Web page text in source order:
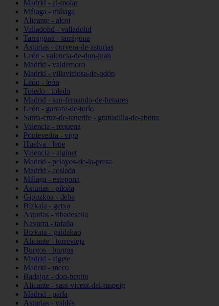
Madrid - el-molar
Málaga - málaga
Alicante - alcoi
Valladolid - valladolid
Tarragona - tarragona
Asturias - corvera-de-asturias
León - valencia-de-don-juan
Madrid - valdemoro
Madrid - villaviciosa-de-odón
León - león
Toledo - toledo
Madrid - san-fernando-de-henares
León - garrafe-de-torío
Santa-cruz-de-tenerife - granadilla-de-abona
Valencia - requena
Pontevedra - vigo
Huelva - lepe
Valencia - alginet
Madrid - pelayos-de-la-presa
Madrid - coslada
Málaga - estepona
Asturias - piloña
Gipuzkoa - deba
Bizkaia - getxo
Asturias - ribadesella
Navarra - tafalla
Bizkaia - galdakao
Alicante - torrevieja
Burgos - burgos
Madrid - algete
Madrid - meco
Badajoz - don-benito
Alicante - sant-vicent-del-raspeig
Madrid - parla
Asturias - valdés